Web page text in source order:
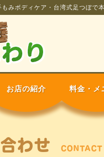
みボディケア・台湾式足つぼで
お店の紹介 料金・メ
わせ CONTACT